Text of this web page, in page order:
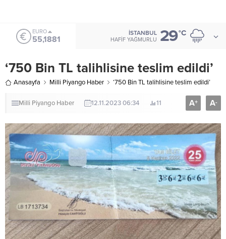
ALTIN
6.660,55
İSTANBUL
HAFIF YAĞMURLU 29°C
‘750 Bin TL talihlisine teslim edildi’
Anasayfa Milli Piyango Haber ‘750 Bin TL talihlisine teslim edildi’
Milli Piyango Haber 12.11.2023 06:34 11 A+ A-